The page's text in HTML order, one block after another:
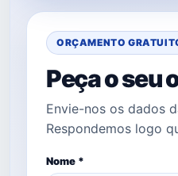
ORÇAMENTO
Peça o seu
Envie-nos os dados
Respondemos logo
Nome *